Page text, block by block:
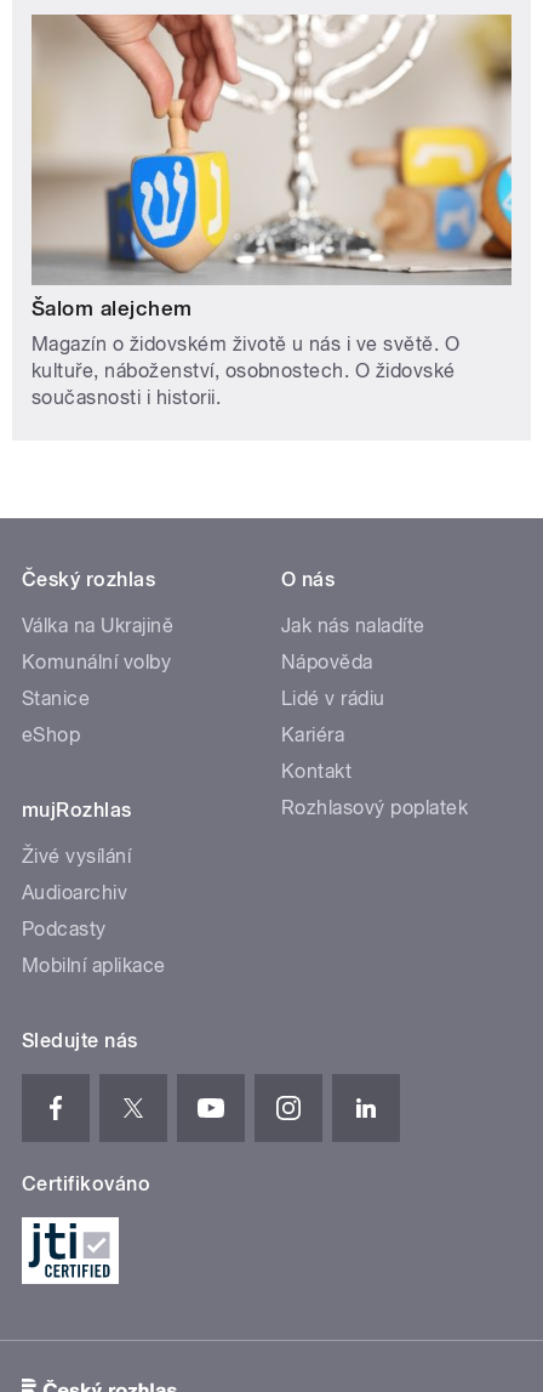
Šalom alejchem
Magazín o židovském životě u nás i ve světě. O
kultuře, náboženství, osobnostech. O židovské
současnosti i historii.
Český rozhlas
Válka na Ukrajině
Komunální volby
Stanice
eShop
mujRozhlas
Živé vysílání
Audioarchiv
Podcasty
Mobilní aplikace
O nás
Jak nás naladíte
Nápověda
Lidé v rádiu
Kariéra
Kontakt
Rozhlasový poplatek
Sledujte nás
Certifikováno